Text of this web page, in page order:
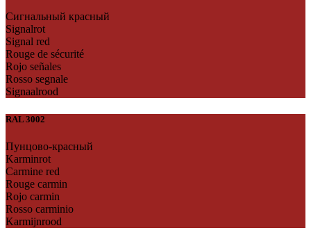
Сигнальный красный
Signalrot
Signal red
Rouge de sécurité
Rojo señales
Rosso segnale
Signaalrood
RAL 3002
Пунцово-красный
Karminrot
Carmine red
Rouge carmin
Rojo carmin
Rosso carminio
Karmijnrood